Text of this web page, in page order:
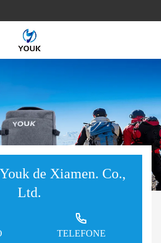
de Xiamen. Co.,
Ltd.
TELEFONE